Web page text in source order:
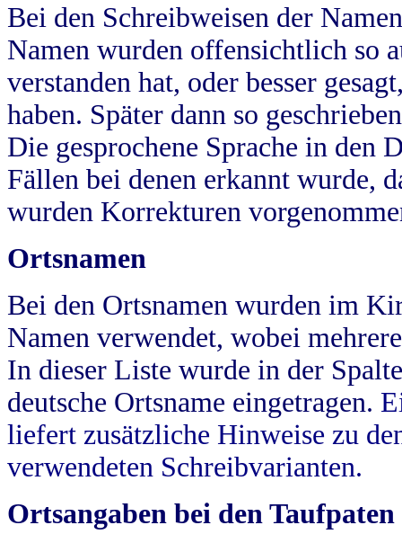
Bei den Schreibweisen der
Namen wurden offensichtlich so
verstanden hat, oder besser
haben. Später dann so
Die gesprochene Sprache in
Fällen bei denen erkannt wurde,
wurden Korrekturen
Ortsnamen
Bei den Ortsnamen wurden im
Namen verwendet, wobei
In dieser Liste wurde in der
deutsche Ortsname eingetragen.
liefert zusätzliche Hinweise zu
verwendeten Schreibvarianten.
Ortsangaben bei den Taufpaten